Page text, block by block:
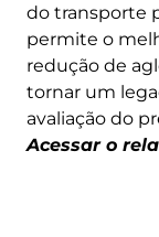
do transporte
permite o
redução de
tornar um
avaliação do
Acessar o